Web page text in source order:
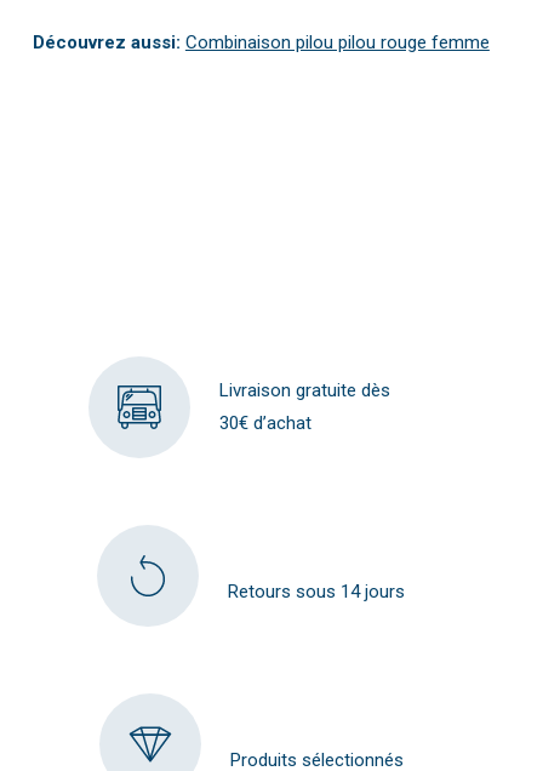
Découvrez aussi: Combinaison pilou pilou rouge femme
Livraison gratuite dès
30€ d’achat
Retours sous 14 jours
Produits sélectionnés